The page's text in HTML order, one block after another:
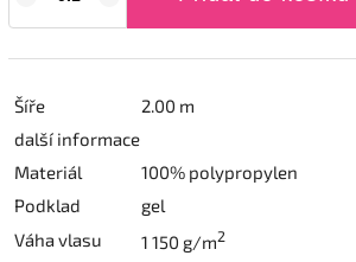
Šíře
2.00 m
další informace
Materiál
100% polypropylen
Podklad
gel
Váha vlasu
1 150 g/m2